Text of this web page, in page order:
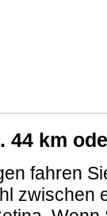
44 km
fahren
zwischen